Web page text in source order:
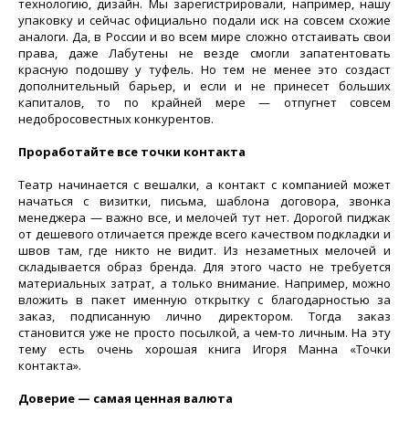
технологию, дизайн. Мы зарегистрировали, например, нашу
упаковку и сейчас официально подали иск на совсем схожие
аналоги. Да, в России и во всем мире сложно отстаивать свои
права, даже Лабутены не везде смогли запатентовать
красную подошву у туфель. Но тем не менее это создаст
дополнительный барьер, и если и не принесет больших
капиталов, то по крайней мере — отпугнет совсем
недобросовестных конкурентов.
Проработайте все точки контакта
Театр начинается с вешалки, а контакт с компанией может
начаться с визитки, письма, шаблона договора, звонка
менеджера — важно все, и мелочей тут нет. Дорогой пиджак
от дешевого отличается прежде всего качеством подкладки и
швов там, где никто не видит. Из незаметных мелочей и
складывается образ бренда. Для этого часто не требуется
материальных затрат, а только внимание. Например, можно
вложить в пакет именную открытку с благодарностью за
заказ, подписанную лично директором. Тогда заказ
становится уже не просто посылкой, а чем-то личным. На эту
тему есть очень хорошая книга Игоря Манна «Точки
контакта».
Доверие — самая ценная валюта